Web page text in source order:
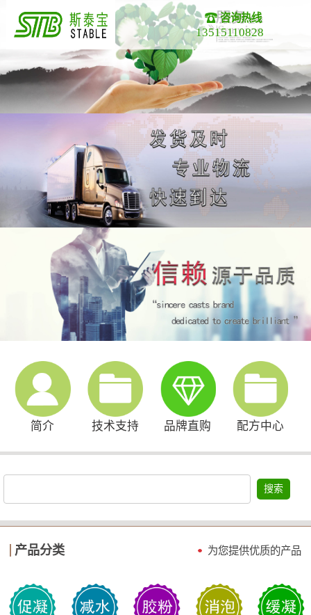
咨询热线
13515110828
简介 技术支持 品牌直购 配方中心
搜索
产品分类 为您提供优质的产品